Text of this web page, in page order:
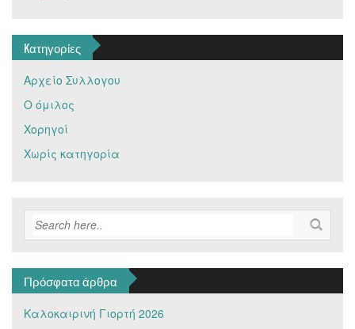
Kατηγορίες
Αρχείο Συλλογου
Ο όμιλος
Χορηγοί
Χωρίς κατηγορία
Πρόσφατα άρθρα
Καλοκαιρινή Γιορτή 2026